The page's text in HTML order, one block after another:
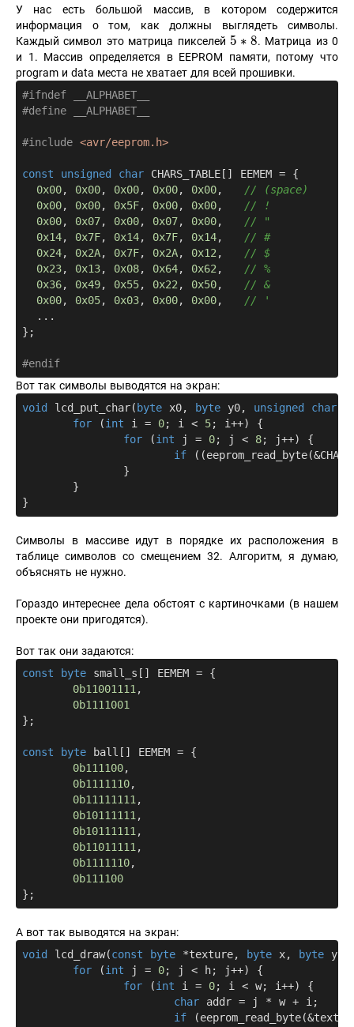
У нас есть большой массив, в котором содержится
информация о том, как должны выглядеть символы.
Каждый символ это матрица пикселей5*8
5 ∗ 8. Матрица из 0
и 1. Массив определяется в EEPROM памяти, потому что
program и data места не хватает для всей прошивки.
#ifndef __ALPHABET__
#define __ALPHABET__
#include <avr/eeprom.h>
const unsigned char CHARS_TABLE[] EEMEM = {
0x00, 0x00, 0x00, 0x00, 0x00, // (space)
0x00, 0x00, 0x5F, 0x00, 0x00, // !
0x00, 0x07, 0x00, 0x07, 0x00, // "
0x14, 0x7F, 0x14, 0x7F, 0x14, // #
0x24, 0x2A, 0x7F, 0x2A, 0x12 , // $
0x23, 0x13, 0x08, 0x64, 0x62 , // %
0x36, 0x49, 0x55, 0x22 , 0x50, // &
0x00, 0x05, 0x03, 0x00, 0x00, // '
...
};
#endif
Вот так символы выводятся на экран:
void
lcd_put_char( byte x0, byte y0, unsigned char
for (int i = 0; i < 5; i++) {
for (int j = 0; j < 8; j++) {
if
Символы в массиве идут в порядке их расположения в
таблице символов со смещением 32. Алгоритм, я думаю,
объяснять не нужно.
Гораздо интереснее дела обстоят с картиночками (в нашем
проекте они пригодятся).
Вот так они задаются:
const
byte small_s[] EEMEM = {
0b11001111 ,
0b1111001
};
const byte ball[] EEMEM = {
0b111100,
0b1111110,
0b11111111 ,
0b10111111 ,
0b10111111 ,
0b11011111 ,
0b1111110,
0b111100
А вот так выводятся на экран:
void
lcd_draw(const byte *texture, byte x, byte y,
for (int j = 0; j < h; j++) {
for (int i = 0; i < w; i++) {
char addr = j * w + i;
if